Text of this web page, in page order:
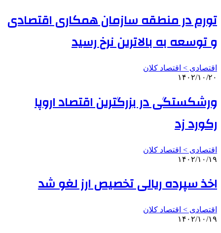
تورم در منطقه سازمان همکاری اقتصادی
و توسعه به بالاترین نرخ رسید
اقتصادی > اقتصاد کلان
۱۴۰۲/۱۰/۲۰
ورشکستگی در بزرگترین اقتصاد اروپا
رکورد زد
اقتصادی > اقتصاد کلان
۱۴۰۲/۱۰/۱۹
اخذ سپرده ریالی تخصیص ارز لغو شد
اقتصادی > اقتصاد کلان
۱۴۰۲/۱۰/۱۹